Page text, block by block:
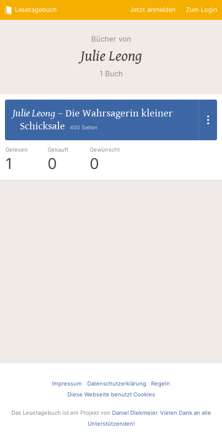
Lesetagebuch Jetzt anmelden Zum Login
Bücher von
Julie Leong
1 Buch
Julie Leong – Die Wahrsagerin kleiner
Schicksale
400 Seiten
Gelesen
1
Gekauft
0
Gewünscht
0
Impressum Datenschutzerklärung
Regeln
Diese Webseite benutzt Cookies
Das Lesetagebuch ist ein Projekt von Daniel Diekmeier. Vielen Dank an alle
Unterstützenden!